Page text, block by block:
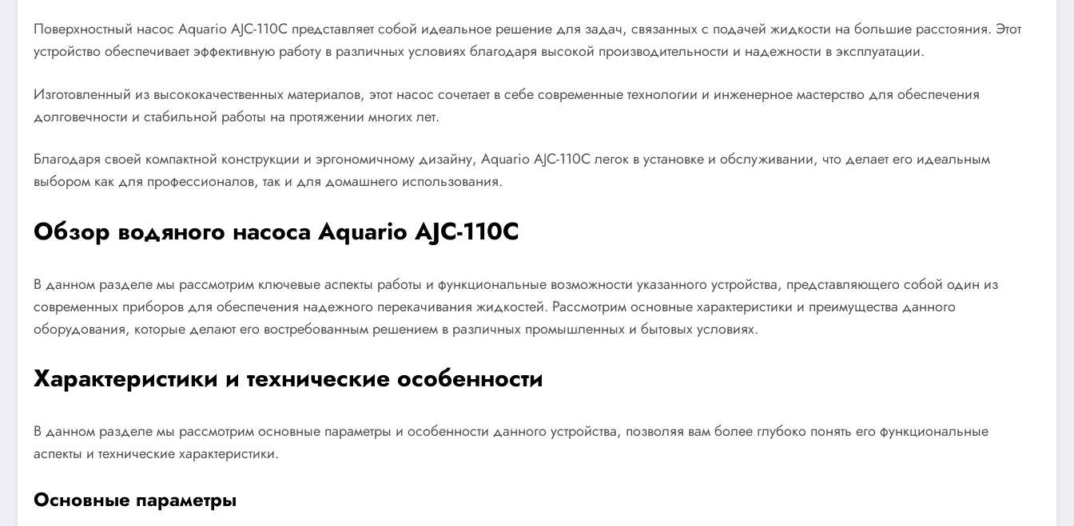
Поверхностный насос Aquario AJC-110C представляет собой идеальное решение для задач, связанных с подачей жидкости на большие расстояния. Этот
устройство обеспечивает эффективную работу в различных условиях благодаря высокой производительности и надежности в эксплуатации.
Изготовленный из высококачественных материалов, этот насос сочетает в себе современные технологии и инженерное мастерство для обеспечения
долговечности и стабильной работы на протяжении многих лет.
Благодаря своей компактной конструкции и эргономичному дизайну, Aquario AJC-110C легок в установке и обслуживании, что делает его идеальным
выбором как для профессионалов, так и для домашнего использования.
Обзор водяного насоса Aquario AJC-110C
В данном разделе мы рассмотрим ключевые аспекты работы и функциональные возможности указанного устройства, представляющего собой один из
современных приборов для обеспечения надежного перекачивания жидкостей. Рассмотрим основные характеристики и преимущества данного
оборудования, которые делают его востребованным решением в различных промышленных и бытовых условиях.
Характеристики и технические особенности
В данном разделе мы рассмотрим основные параметры и особенности данного устройства, позволяя вам более глубоко понять его функциональные
аспекты и технические характеристики.
Основные параметры